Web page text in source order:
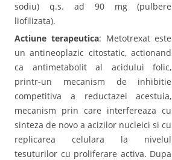
sodiu) q.s. ad 90 mg (pulbere
liofilizata).
Actiune terapeutica: Metotrexat este
un antineoplazic citostatic, actionand
ca antimetabolit al acidului folic,
printr-un mecanism de inhibitie
competitiva a reductazei acestuia,
mecanism prin care interfereaza cu
sinteza de novo a acizilor nucleici si cu
replicarea celulara la nivelul
tesuturilor cu proliferare activa. Dupa